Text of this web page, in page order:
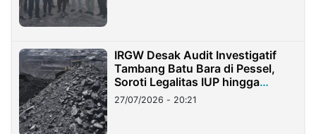
IRGW Desak Audit Investigatif
Tambang Batu Bara di Pessel,
Soroti Legalitas IUP hingga
Stockpile
27/07/2026 - 20:21